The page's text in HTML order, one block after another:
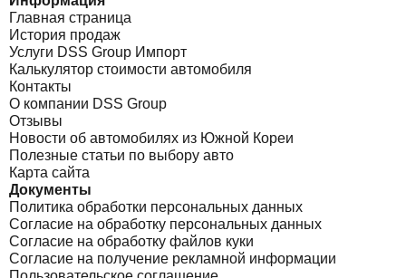
Главная страница
История продаж
Услуги DSS Group Импорт
Калькулятор стоимости автомобиля
Контакты
О компании DSS Group
Отзывы
Новости об автомобилях из Южной Кореи
Полезные статьи по выбору авто
Карта сайта
Документы
Политика обработки персональных данных
Согласие на обработку персональных данных
Согласие на обработку файлов куки
Согласие на получение рекламной информации